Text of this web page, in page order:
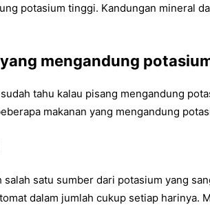
potasium tinggi. Kandungan mineral
mengandung
tahu kalau pisang mengandung
makanan yang mengandung
salah satu sumber dari potasium yang
dalam jumlah cukup setiap harinya.